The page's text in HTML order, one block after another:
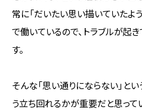
常に「だいたい思い描いていたよ
で働いているので、トラブルが起
す。
そんな「思い通りにならない」と
う立ち回れるかが重要だと思って